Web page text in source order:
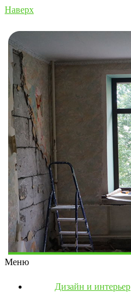
Наверх
Меню
Дизайн и интерьер